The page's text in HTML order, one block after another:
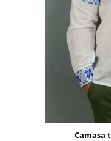
Camasa